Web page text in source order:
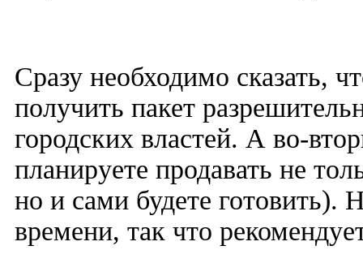
Сразу необходимо сказать,
получить пакет
городских властей. А во-
планируете продавать не
но и сами будете готовить).
времени, так что